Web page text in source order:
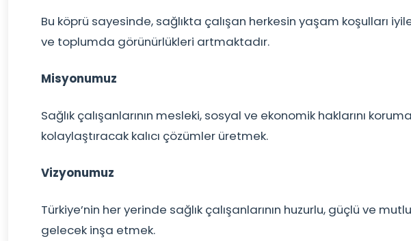
Bu köprü sayesinde, sağlıkta çalışan herkesin yaşam koşulları
ve toplumda görünürlükleri artmaktadır.
Misyonumuz
Sağlık çalışanlarının mesleki, sosyal ve ekonomik haklarını
kolaylaştıracak kalıcı çözümler üretmek.
Vizyonumuz
Türkiye’nin her yerinde sağlık çalışanlarının huzurlu, güçlü ve
gelecek inşa etmek.